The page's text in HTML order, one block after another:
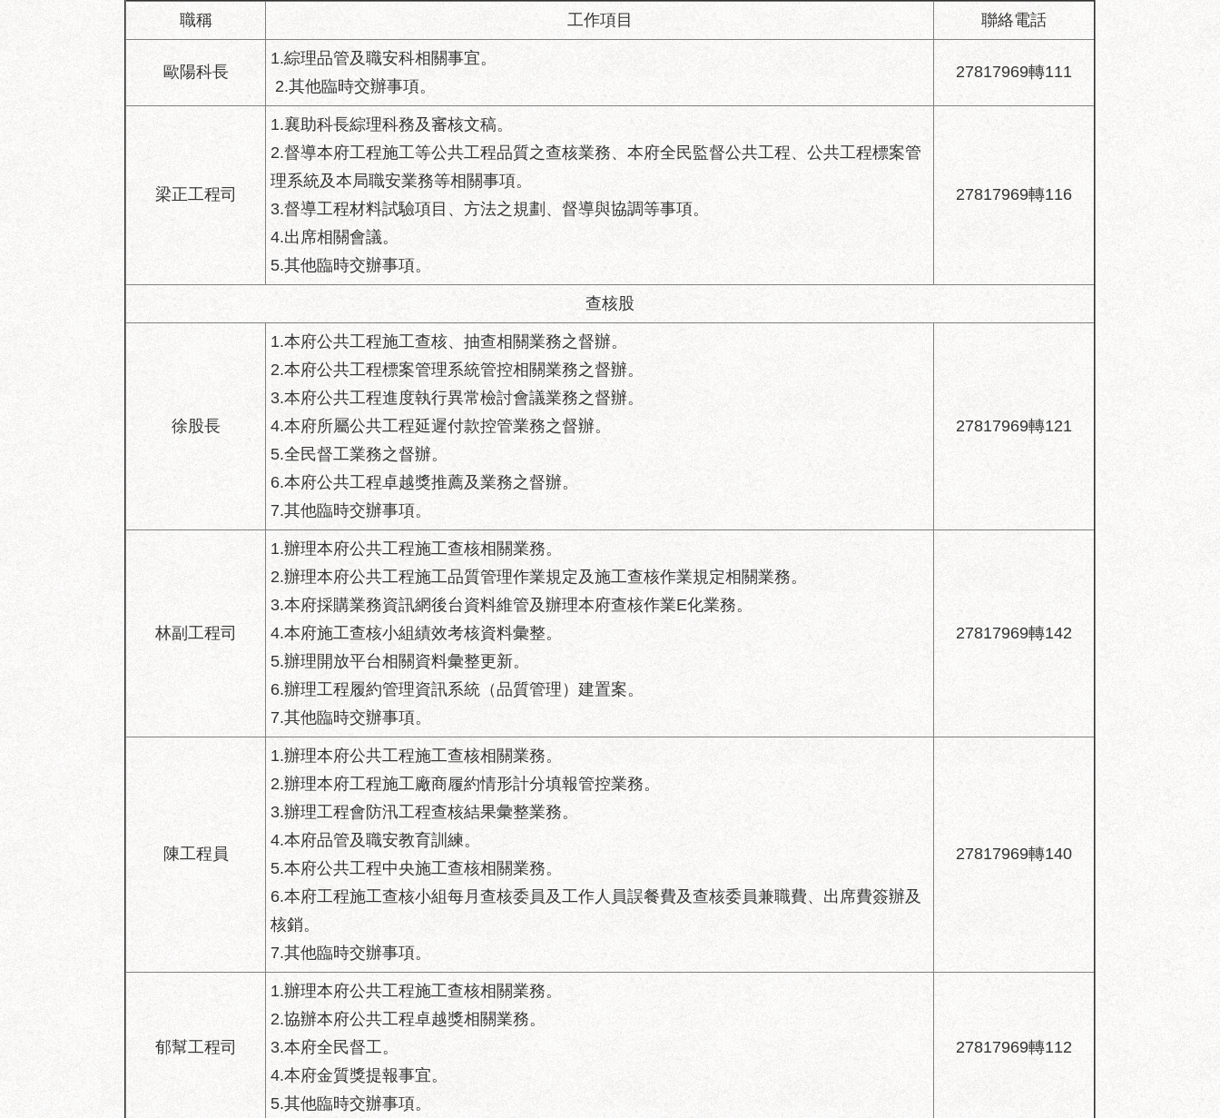
職稱 工作項目 聯絡電話
歐陽科長
1.綜理品管及職安科相關事宜。
2.其他臨時交辦事項。
27817969轉111
梁正工程司
1.襄助科長綜理科務及審核文稿。
2.督導本府工程施工等公共工程品質之查核業務、本府全民監督公共工程、公共工程標案管
理系統及本局職安業務等相關事項。
3.督導工程材料試驗項目、方法之規劃、督導與協調等事項。
4.出席相關會議。
5.其他臨時交辦事項。
27817969轉116
查核股
徐股長
1.本府公共工程施工查核、抽查相關業務之督辦。
2.本府公共工程標案管理系統管控相關業務之督辦。
3.本府公共工程進度執行異常檢討會議業務之督辦。
4.本府所屬公共工程延遲付款控管業務之督辦。
5.全民督工業務之督辦。
6.本府公共工程卓越獎推薦及業務之督辦。
7.其他臨時交辦事項。
27817969轉121
林副工程司
1.辦理本府公共工程施工查核相關業務。
2.辦理本府公共工程施工品質管理作業規定及施工查核作業規定相關業務。
3.本府採購業務資訊網後台資料維管及辦理本府查核作業E化業務。
4.本府施工查核小組績效考核資料彙整。
5.辦理開放平台相關資料彙整更新。
6.辦理工程履約管理資訊系統（品質管理）建置案。
7.其他臨時交辦事項。
27817969轉142
陳工程員
1.辦理本府公共工程施工查核相關業務。
2.辦理本府工程施工廠商履約情形計分填報管控業務。
3.辦理工程會防汛工程查核結果彙整業務。
4.本府品管及職安教育訓練。
5.本府公共工程中央施工查核相關業務。
6.本府工程施工查核小組每月查核委員及工作人員誤餐費及查核委員兼職費、出席費簽辦及
核銷。
7.其他臨時交辦事項。
27817969轉140
郁幫工程司
1.辦理本府公共工程施工查核相關業務。
2.協辦本府公共工程卓越獎相關業務。
3.本府全民督工。
4.本府金質獎提報事宜。
5.其他臨時交辦事項。
27817969轉112